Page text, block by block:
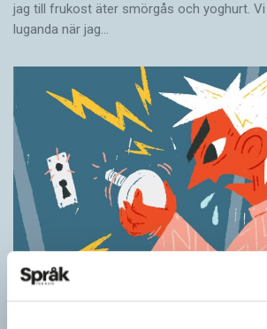
jag till frukost äter smörgås och yoghurt.
luganda när jag…
Ordens umgänge avslöjar